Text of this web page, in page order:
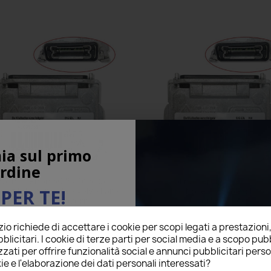
Xenon 30784923 Ballast
con Valeo Volvo Faro
Luci Modulo Zavorra
37,00 €
starstarstarstar star 4 Recensioni
prodotto è stato acquistato: 20 volte
37,00 €
starstarstarstarstar 6
Questo prodotto è stato acquistato:
richiede di accettare i cookie per scopi legati a
I cookie di terze parti per social media e a scopo
per offrire funzionalità social e annunci pubblicitari
e l'elaborazione dei dati personali interessati?
sul primo
TE!
qui sotto per ricevere il
sul tuo primo ordine!